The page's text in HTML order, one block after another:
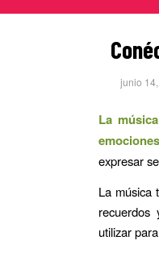
junio
La
expresar
La música
recuerdos
utilizar